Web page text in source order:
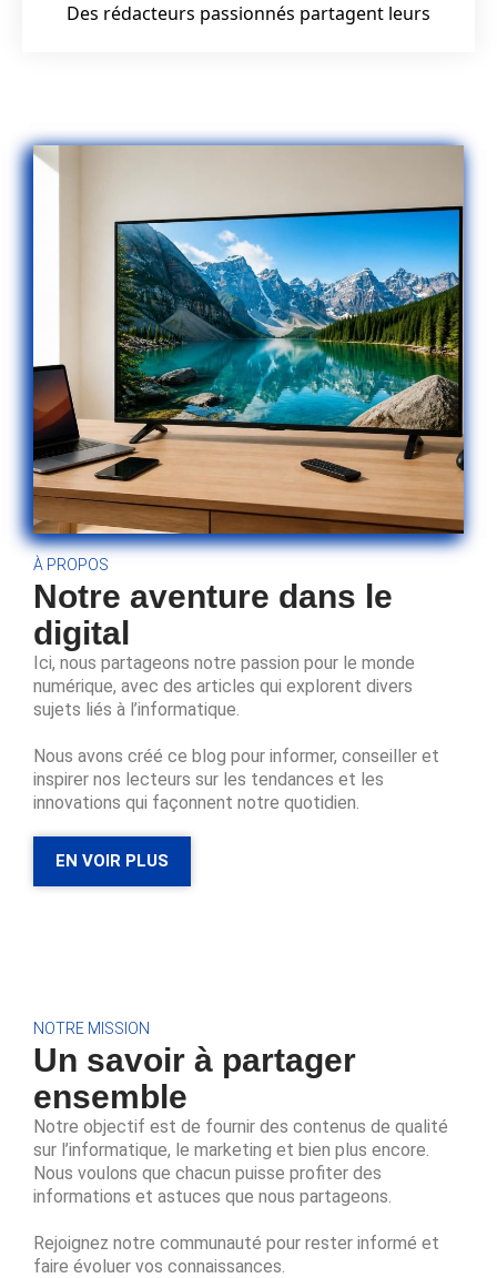
Des rédacteurs passionnés partagent leurs
À PROPOS
Notre aventure dans le
digital
Ici, nous partageons notre passion pour le monde
numérique, avec des articles qui explorent divers
sujets liés à l’informatique.
Nous avons créé ce blog pour informer, conseiller et
inspirer nos lecteurs sur les tendances et les
innovations qui façonnent notre quotidien.
EN VOIR PLUS
NOTRE MISSION
Un savoir à partager
ensemble
Notre objectif est de fournir des contenus de qualité
sur l’informatique, le marketing et bien plus encore.
Nous voulons que chacun puisse profiter des
informations et astuces que nous partageons.
Rejoignez notre communauté pour rester informé et
faire évoluer vos connaissances.